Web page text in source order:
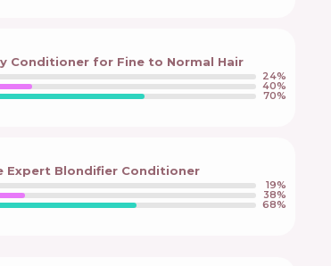
Conditioner for Fine to Normal Hair
24%
40%
70%
Expert Blondifier Conditioner
19%
38%
68%